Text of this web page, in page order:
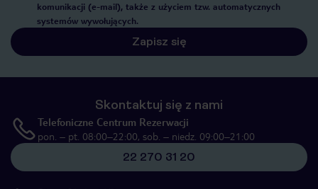
komunikacji (e-mail), także z użyciem tzw. automatycznych
systemów wywołujących.
Zapisz się
Skontaktuj się z nami
Telefoniczne Centrum Rezerwacji
pon. – pt. 08:00–22:00, sob. – niedz. 09:00–21:00
22 270 31 20